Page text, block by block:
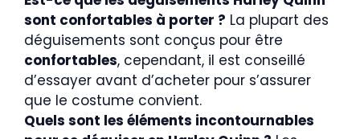
sont confortables à porter ? La plupart des
déguisements sont conçus pour être
confortables, cependant, il est conseillé
d’essayer avant d’acheter pour s’assurer
que le costume convient.
Quels sont les éléments incontournables